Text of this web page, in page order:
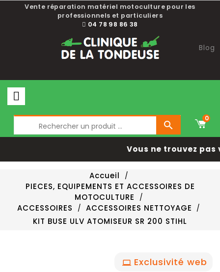
Vente réparation matériel motoculture pour les
professionnels et particuliers
04 78 98 86 38
Blog

0
Vous ne trouvez
Accueil
PIECES, EQUIPEMENTS ET ACCESSOIRES DE
MOTOCULTURE
ACCESSOIRES
ACCESSOIRES NETTOYAGE
KIT BUSE ULV ATOMISEUR SR 200 STIHL
Exclusivité web